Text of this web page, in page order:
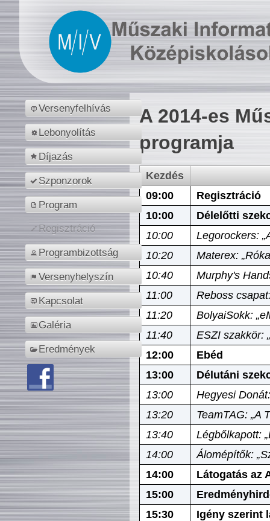
Versenyfelhívás
Lebonyolítás
Díjazás
Szponzorok
Program
Regisztráció
Programbizottság
Versenyhelyszín
Kapcsolat
Galéria
Eredmények
A 2014-es
programja
Kezdés
09:00
Regisztráció
10:00
Délelőtti
10:00
Legorockers:
10:20
Materex:
10:40
Murphy's
11:00
Reboss
11:20
BolyaiSokk:
11:40
ESZI szakkör:
12:00
Ebéd
13:00
Délutáni
13:00
Hegyesi
13:20
TeamTAG: „A
13:40
Légbőlkapott:
14:00
Álomépítők:
14:00
Látogatás az
15:00
15:30
Igény szerint